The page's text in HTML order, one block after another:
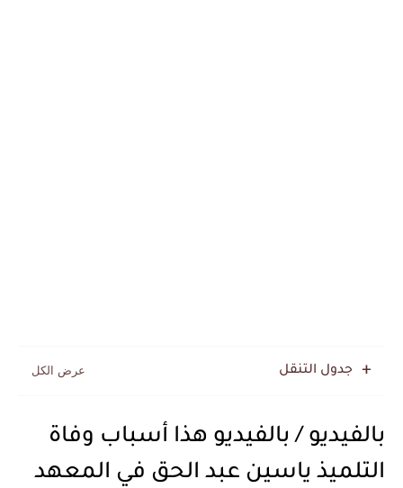
جدول التنقل
بالفيديو / بالفيديو هذا أسباب وفاة
التلميذ ياسين عبد الحق في المعهد